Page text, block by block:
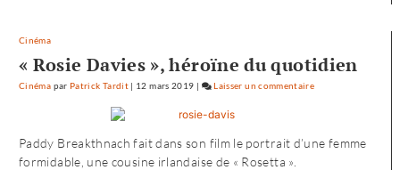
Cinéma
« Rosie Davies », héroïne du quotidien
Cinéma par Patrick Tardit | 12 mars 2019 | Laisser un commentaire
l’Ouest
Paddy Breakthnach fait dans son film le portrait d’une femme
formidable, une cousine irlandaise de « Rosetta ».